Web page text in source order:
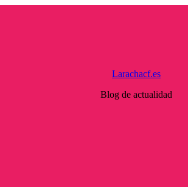
Larachacf.es
Blog de actualidad